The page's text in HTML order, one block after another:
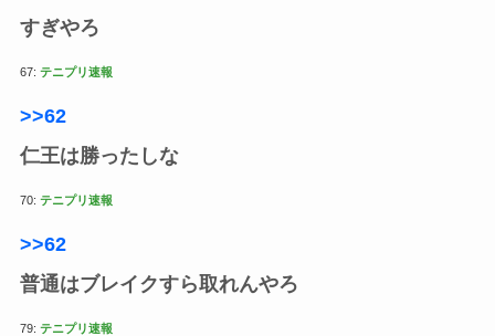
すぎやろ
67: テニプリ速報
>>62
仁王は勝ったしな
70: テニプリ速報
>>62
普通はブレイクすら取れんやろ
79: テニプリ速報